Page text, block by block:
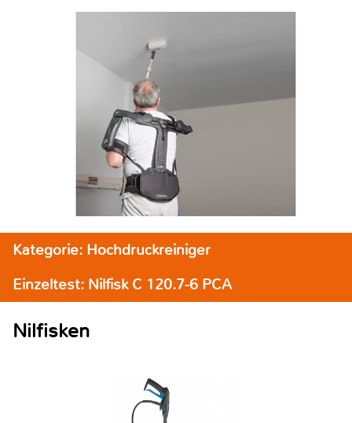
Kategorie: Hochdruckreiniger
Einzeltest: Nilfisk C 120.7-6 PCA
Nilfisken